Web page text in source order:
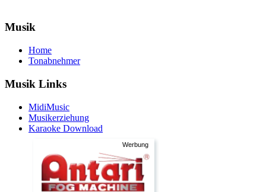
Musik
Home
Tonabnehmer
Musik Links
MidiMusic
Musikerziehung
Karaoke Download